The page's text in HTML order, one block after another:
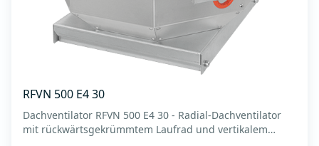
RFVN 500 E4 30
Dachventilator RFVN 500 E4 30 - Radial-Dachventilator
mit rückwärtsgekrümmtem Laufrad und vertikalem